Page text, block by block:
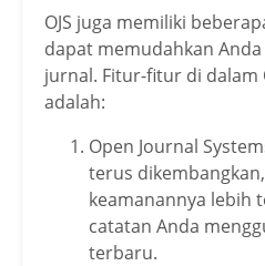
OJS juga memiliki
dapat memudahkan
jurnal. Fitur-fitur di dalam
adalah:
Open Journal
terus
keamanannya lebih
catatan Anda
terbaru.